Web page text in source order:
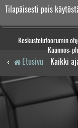
Tilapäisesti pois
Keskustelufoorumin
Käännös:
Etusivu Kaikki